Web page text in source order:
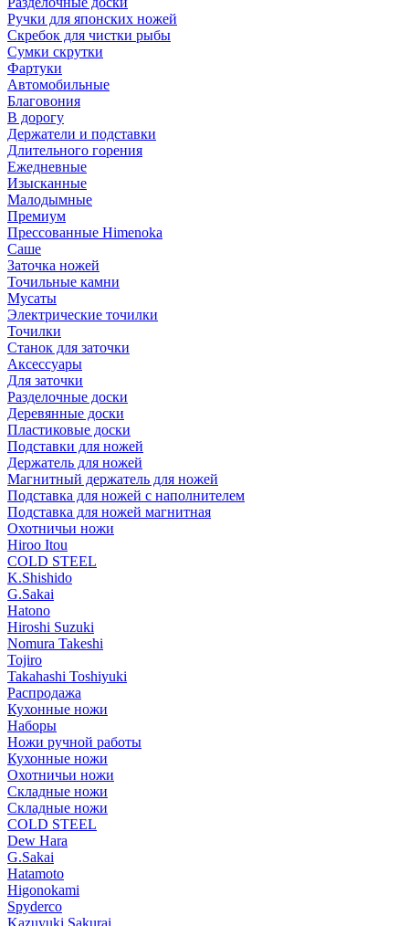
Ручки для японских ножей
Скребок для чистки рыбы
Сумки скрутки
Фартуки
Автомобильные
Благовония
В дорогу
Держатели и подставки
Длительного горения
Ежедневные
Изысканные
Малодымные
Премиум
Прессованные Himenoka
Саше
Заточка ножей
Точильные камни
Мусаты
Электрические точилки
Точилки
Станок для заточки
Аксессуары
Для заточки
Разделочные доски
Деревянные доски
Пластиковые доски
Подставки для ножей
Держатель для ножей
Магнитный держатель для ножей
Подставка для ножей с наполнителем
Подставка для ножей магнитная
Охотничьи ножи
Hiroo Itou
COLD STEEL
K.Shishido
G.Sakai
Hatono
Hiroshi Suzuki
Nomura Takeshi
Tojiro
Takahashi Toshiyuki
Распродажа
Кухонные ножи
Наборы
Ножи ручной работы
Кухонные ножи
Охотничьи ножи
Складные ножи
Складные ножи
COLD STEEL
Dew Hara
G.Sakai
Hatamoto
Higonokami
Spyderco
Kazuyuki Sakurai